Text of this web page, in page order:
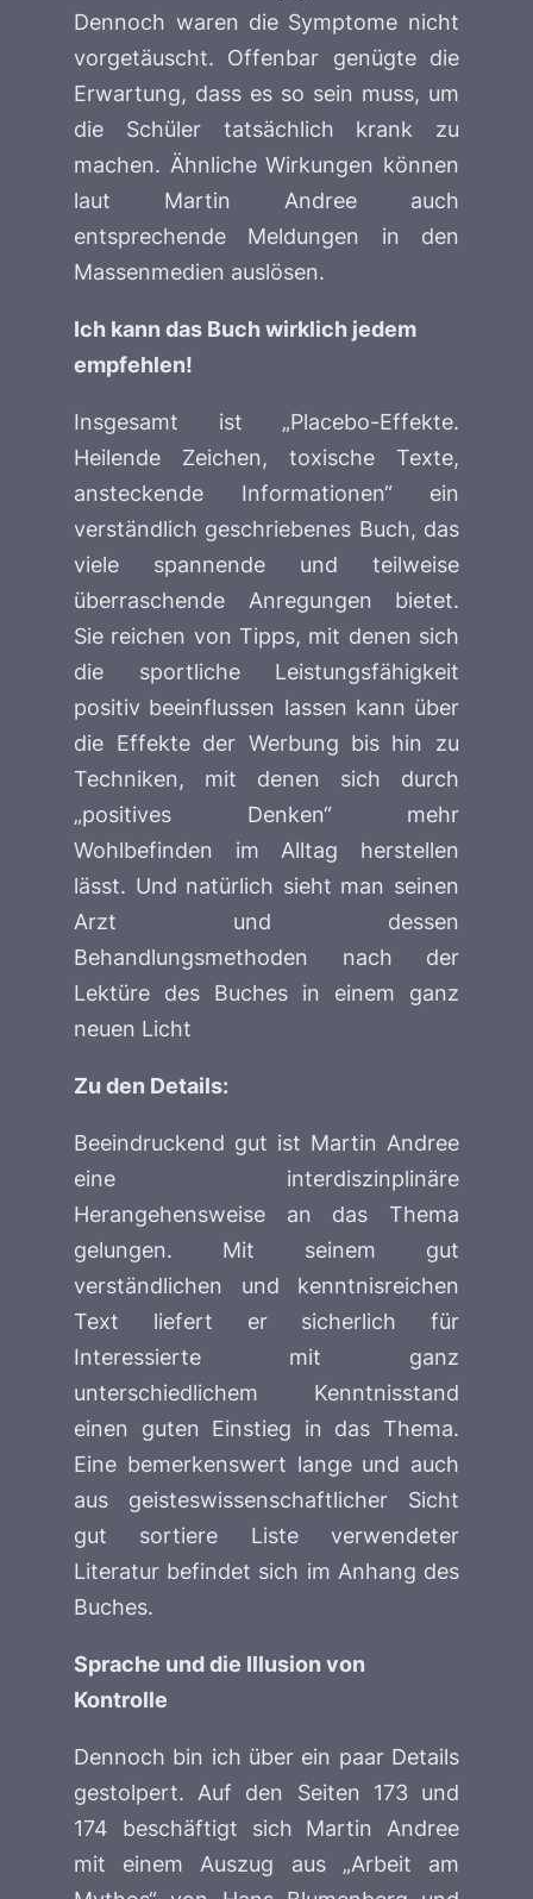
Dennoch waren die Symptome nicht
vorgetäuscht. Offenbar genügte die
Erwartung, dass es so sein muss, um
die Schüler tatsächlich krank zu
machen. Ähnliche Wirkungen können
laut Martin Andree auch
entsprechende Meldungen in den
Massenmedien auslösen.
Ich kann das Buch wirklich jedem
empfehlen!
Insgesamt ist „Placebo-Effekte.
Heilende Zeichen, toxische Texte,
ansteckende Informationen“ ein
verständlich geschriebenes Buch, das
viele spannende und teilweise
überraschende Anregungen bietet.
Sie reichen von Tipps, mit denen sich
die sportliche Leistungsfähigkeit
positiv beeinflussen lassen kann über
die Effekte der Werbung bis hin zu
Techniken, mit denen sich durch
„positives Denken“ mehr
Wohlbefinden im Alltag herstellen
lässt. Und natürlich sieht man seinen
Arzt und dessen
Behandlungsmethoden nach der
Lektüre des Buches in einem ganz
neuen Licht
Zu den Details:
Beeindruckend gut ist Martin Andree
eine interdiszinplinäre
Herangehensweise an das Thema
gelungen. Mit seinem gut
verständlichen und kenntnisreichen
Text liefert er sicherlich für
Interessierte mit ganz
unterschiedlichem Kenntnisstand
einen guten Einstieg in das Thema.
Eine bemerkenswert lange und auch
aus geisteswissenschaftlicher Sicht
gut sortiere Liste verwendeter
Literatur befindet sich im Anhang des
Buches.
Sprache und die Illusion von
Kontrolle
Dennoch bin ich über ein paar Details
gestolpert. Auf den Seiten 173 und
174 beschäftigt sich Martin Andree
mit einem Auszug aus „Arbeit am